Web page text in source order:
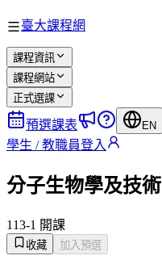
臺大課程網
課程資訊
課程網站
正式選課
預選課表 EN
學生 / 教職員登入
分子生物學及技術
113-1 開課
收藏 加入預選